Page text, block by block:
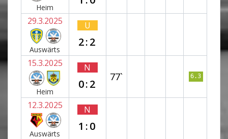
Heim
29.3.2025
Auswärts
U
2:2
15.3.2025
Heim
N
0:2
77` 6.3
12.3.2025
Auswärts
N
1:0